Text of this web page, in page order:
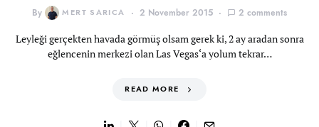
By MERT SARICA 2 November 2015 2 comments
Leyleği gerçekten havada görmüş olsam gerek ki, 2 ay aradan sonra
eğlencenin merkezi olan Las Vegas‘a yolum tekrar…
READ MORE